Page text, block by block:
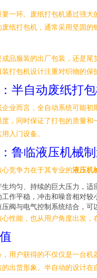
一环。废纸打包机通过强
纸打包机，通常采用坚固的
品服装的出厂包装，还是
打包机设计注重对织物的保
半自动废纸打
业而言，全自动系统可能初
，同时保证了打包的质量
入门设备。
鲁临液压机械
竞争力在于其专业的液压机
生均匀、持续的巨大压力，
工作平稳，冲击和噪音相对较
压阀与电气控制系统结合，
性能，也从用户角度出发
用户获得的不仅仅是一台
出货形象。半自动的设计